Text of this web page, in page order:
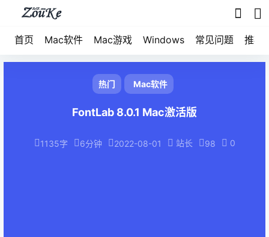
首页 Mac软件 Mac游戏 Windows 常见问题 推荐
热门 Mac软件
FontLab 8.0.1 Mac激活版
1135字 6分钟 2022-08-01 站长 98 0